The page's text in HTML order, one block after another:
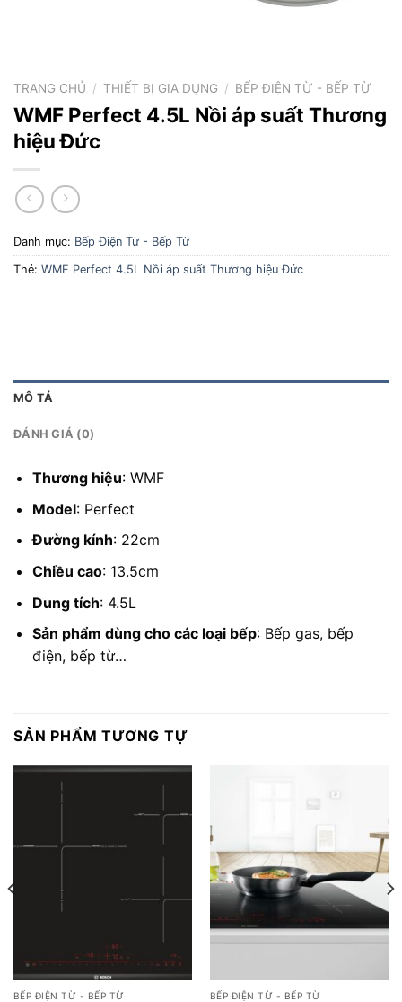
TRANG CHỦ / THIẾT BỊ GIA DỤNG / BẾP ĐIỆN TỪ - BẾP TỪ
WMF Perfect 4.5L Nồi áp suất Thương
hiệu Đức
Danh mục: Bếp Điện Từ - Bếp Từ
Thẻ: WMF Perfect 4.5L Nồi áp suất Thương hiệu Đức
MÔ TẢ
ĐÁNH GIÁ (0)
Thương hiệu: WMF
Model: Perfect
Đường kính: 22cm
Chiều cao: 13.5cm
Dung tích: 4.5L
Sản phẩm dùng cho các loại bếp: Bếp gas, bếp
điện, bếp từ…
SẢN PHẨM TƯƠNG TỰ
BẾP ĐIỆN TỪ - BẾP TỪ BẾP ĐIỆN TỪ - BẾP TỪ